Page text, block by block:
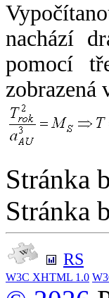
nachází
pomocí
zobrazená
Stránka
Stránka
RS
W3C XHTML 1.0